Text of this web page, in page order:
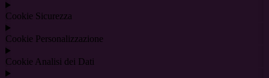
Cookie Sicurezza
Cookie Personalizzazione
Cookie Analisi dei Dati